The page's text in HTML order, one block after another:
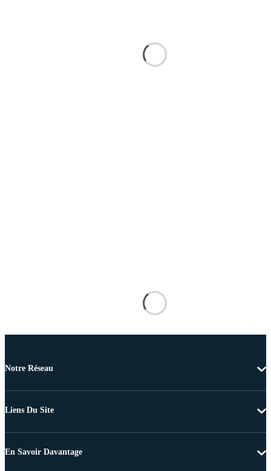
Notre Réseau
Liens Du Site
En Savoir Davantage